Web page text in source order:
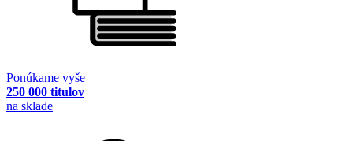
Ponúkame vyše
250 000 titulov
na sklade